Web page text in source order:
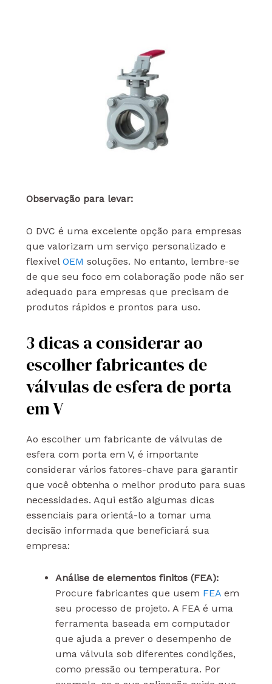
Observação para levar:
O DVC é uma excelente opção para empresas
que valorizam um serviço personalizado e
flexívelOEM soluções. No entanto, lembre-se
de que seu foco em colaboração pode não ser
adequado para empresas que precisam de
produtos rápidos e prontos para uso.
3 dicas a considerar ao
escolher fabricantes de
válvulas de esfera de porta
em V
Ao escolher um fabricante de válvulas de
esfera com porta em V, é importante
considerar vários fatores-chave para garantir
que você obtenha o melhor produto para suas
necessidades. Aqui estão algumas dicas
essenciais para orientá-lo a tomar uma
decisão informada que beneficiará sua
empresa:
Análise de elementos finitos (FEA):
Procure fabricantes que usem FEAem
seu processo de projeto. A FEA é uma
ferramenta baseada em computador
que ajuda a prever o desempenho de
uma válvula sob diferentes condições,
como pressão ou temperatura. Por